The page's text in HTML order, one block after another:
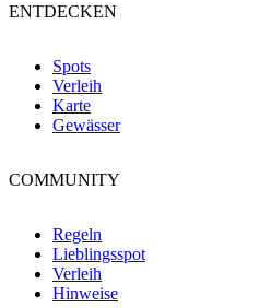
ENTDECKEN
Spots
Verleih
Karte
Gewässer
COMMUNITY
Regeln
Lieblingsspot
Verleih
Hinweise